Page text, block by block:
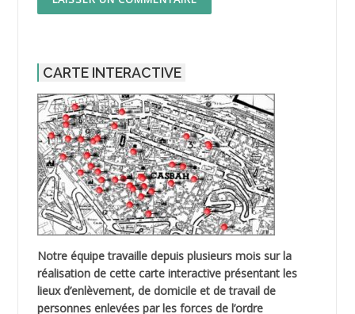
CARTE INTERACTIVE
Notre équipe travaille depuis plusieurs mois sur la
réalisation de cette carte interactive présentant les
lieux d’enlèvement, de domicile et de travail de
personnes enlevées par les forces de l’ordre